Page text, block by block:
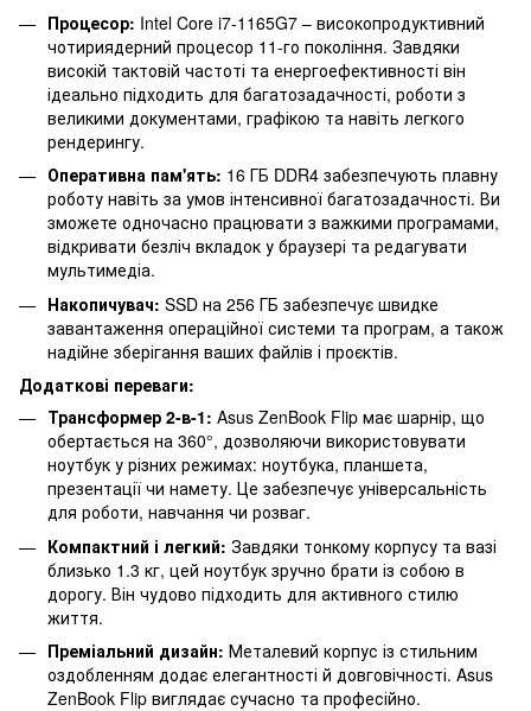
Процесор: Intel Core i7-1165G7 – високопродуктивний
чотириядерний процесор 11-го покоління. Завдяки
високій тактовій частоті та енергоефективності він
ідеально підходить для багатозадачності, роботи з
великими документами, графікою та навіть легкого
рендерингу.
Оперативна пам'ять: 16 ГБ DDR4 забезпечують плавну
роботу навіть за умов інтенсивної багатозадачності. Ви
зможете одночасно працювати з важкими програмами,
відкривати безліч вкладок у браузері та редагувати
мультимедіа.
Накопичувач: SSD на 256 ГБ забезпечує швидке
завантаження операційної системи та програм, а також
надійне зберігання ваших файлів і проєктів.
Додаткові переваги:
Трансформер 2-в-1: Asus ZenBook Flip має шарнір, що
обертається на 360°, дозволяючи використовувати
ноутбук у різних режимах: ноутбука, планшета,
презентації чи намету. Це забезпечує універсальність
для роботи, навчання чи розваг.
Компактний і легкий: Завдяки тонкому корпусу та вазі
близько 1.3 кг, цей ноутбук зручно брати із собою в
дорогу. Він чудово підходить для активного стилю
життя.
Преміальний дизайн: Металевий корпус із стильним
оздобленням додає елегантності й довговічності. Asus
ZenBook Flip виглядає сучасно та професійно.